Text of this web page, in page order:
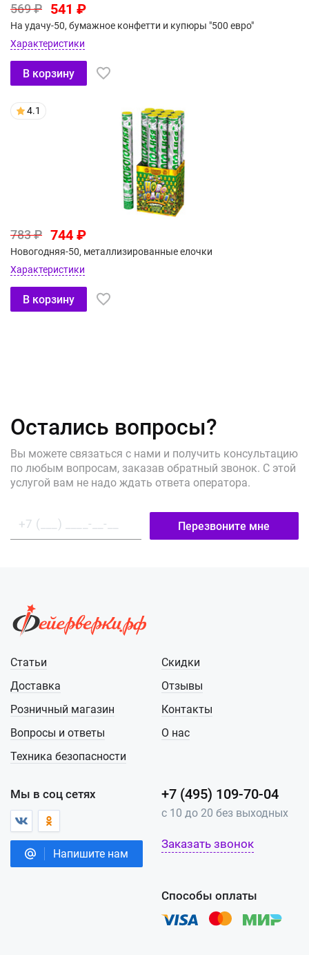
569 ₽ 541 ₽
На удачу-50, бумажное конфетти и купюры "500 евро"
Характеристики
В корзину
4.1
783 ₽ 744 ₽
Новогодняя-50, металлизированные елочки
Характеристики
В корзину
Остались вопросы?
Вы можете связаться с нами и получить консультацию
по любым вопросам, заказав обратный звонок. С этой
услугой вам не надо ждать ответа оператора.
Перезвоните мне
Статьи
Доставка
Розничный магазин
Вопросы и ответы
Техника безопасности
Скидки
Отзывы
Контакты
О нас
Мы в соц сетях
Напишите нам
+7 (495) 109-70-04
с 10 до 20 без выходных
Заказать звонок
Способы оплаты